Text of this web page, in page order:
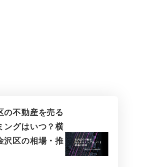
の不動産を売る
ングはいつ？横
沢区の相場・推